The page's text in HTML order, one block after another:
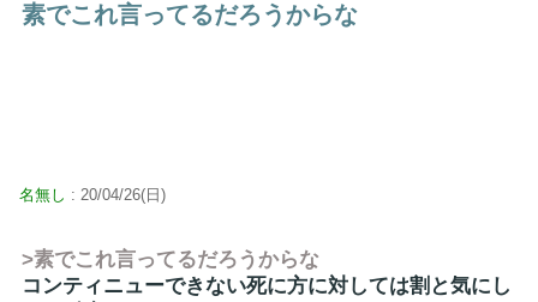
素でこれ言ってるだろうからな
名無し : 20/04/26(日)
>素でこれ言ってるだろうからな
コンティニューできない死に方に対しては割と気にし